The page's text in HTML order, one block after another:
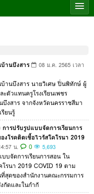
านบึงสาร
08 ม.ค. 2565 เวลา
านบึงสาร นายวิเศษ ปิ่นพิทักษ์ ผู้
ตัวแทนครูโรงเรียนเพชร
งสาร จากจังหวัดนครราชสีมา
ยนรู้
การปรับรูปแบบจัดการเรียนการ
โรคติดเชื้อไวรัสโคโรนา 2019
น. 0 5,693
บบจัดการเรียนการสอน ใน
รนา 2019 COVID 19 ตาม
สุดของสำนักงานคณะกรรมการ
กัดและในกำกั